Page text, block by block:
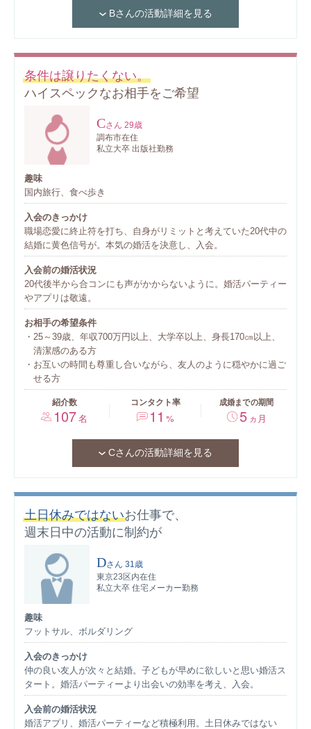
Bさんの活動詳細を見る
条件は譲りたくない。
ハイスペックなお相手をご希望
Cさん 29歳
調布市在住
私立大卒 出版社勤務
趣味
国内旅行、食べ歩き
入会のきっかけ
職場恋愛に終止符を打ち、自身がリミットと考えていた20代中の
結婚に黄色信号が。本気の婚活を決意し、入会。
入会前の婚活状況
20代後半から合コンにも声がかからないように。婚活パーティー
やアプリは敬遠。
お相手の希望条件
25～39歳、年収700万円以上、大学卒以上、身長170㎝以上、
清潔感のある方
お互いの時間も尊重し合いながら、友人のように穏やかに過ご
せる方
紹介数
107名
コンタクト率
11 %
成婚までの期間
5 ヵ月
Cさんの活動詳細を見る
土日休みではないお仕事で、
週末日中の活動に制約が
Dさん 31歳
東京23区内在住
私立大卒 住宅メーカー勤務
趣味
フットサル、ボルダリング
入会のきっかけ
仲の良い友人が次々と結婚。子どもが早めに欲しいと思い婚活ス
タート。婚活パーティーより出会いの効率を考え、入会。
入会前の婚活状況
婚活アプリ、婚活パーティーなど積極利用。土日休みではない